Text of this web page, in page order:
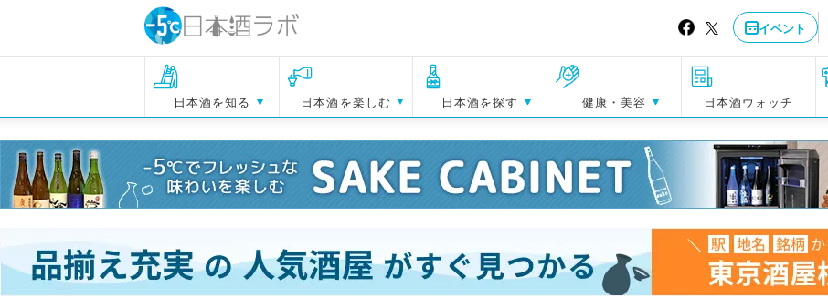
イベント
日本酒を知る 日本酒を楽しむ 日本酒を探す 健康・美容 日本酒ウォッチ